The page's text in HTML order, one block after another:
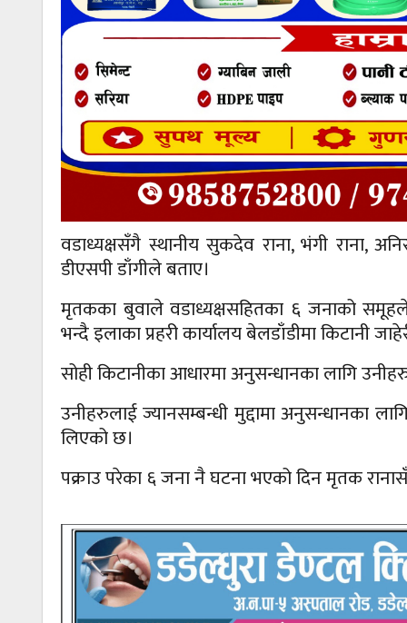
वडाध्यक्षसँगै स्थानीय सुकदेव राना, भंगी राना,
डीएसपी डाँगीले बताए।
मृतकका बुवाले वडाध्यक्षसहितका ६ जनाको
भन्दै इलाका प्रहरी कार्यालय बेलडाँडीमा किटानी
सोही किटानीका आधारमा अनुसन्धानका लागि
उनीहरुलाई ज्यानसम्बन्धी मुद्दामा अनुसन्धानका
लिएको छ।
पक्राउ परेका ६ जना नै घटना भएको दिन मृतक